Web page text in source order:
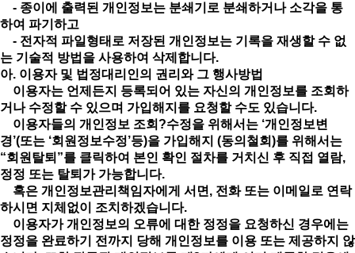
- 종이에 출력된 개인정보는 분쇄기로 분쇄하거나 소각을 통
하여 파기하고
- 전자적 파일형태로 저장된 개인정보는 기록을 재생할 수 없
는 기술적 방법을 사용하여 삭제합니다.
아. 이용자 및 법정대리인의 권리와 그 행사방법
이용자는 언제든지 등록되어 있는 자신의 개인정보를 조회하
거나 수정할 수 있으며 가입해지를 요청할 수도 있습니다.
이용자들의 개인정보 조회?수정을 위해서는 ‘개인정보변
경’(또는 ‘회원정보수정’등)을 가입해지 (동의철회)를 위해서는
“회원탈퇴”를 클릭하여 본인 확인 절차를 거치신 후 직접 열람,
정정 또는 탈퇴가 가능합니다.
혹은 개인정보관리책임자에게 서면, 전화 또는 이메일로 연락
하시면 지체없이 조치하겠습니다.
이용자가 개인정보의 오류에 대한 정정을 요청하신 경우에는
정정을 완료하기 전까지 당해 개인정보를 이용 또는 제공하지 않